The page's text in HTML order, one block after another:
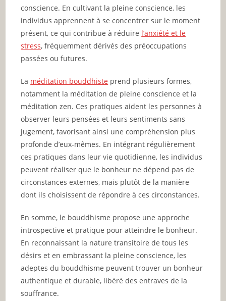
conscience. En cultivant la pleine conscience, les
individus apprennent à se concentrer sur le moment
présent, ce qui contribue à réduire l’anxiété et le
stress, fréquemment dérivés des préoccupations
passées ou futures.
La méditation bouddhiste prend plusieurs formes,
notamment la méditation de pleine conscience et la
méditation zen. Ces pratiques aident les personnes à
observer leurs pensées et leurs sentiments sans
jugement, favorisant ainsi une compréhension plus
profonde d’eux-mêmes. En intégrant régulièrement
ces pratiques dans leur vie quotidienne, les individus
peuvent réaliser que le bonheur ne dépend pas de
circonstances externes, mais plutôt de la manière
dont ils choisissent de répondre à ces circonstances.
En somme, le bouddhisme propose une approche
introspective et pratique pour atteindre le bonheur.
En reconnaissant la nature transitoire de tous les
désirs et en embrassant la pleine conscience, les
adeptes du bouddhisme peuvent trouver un bonheur
authentique et durable, libéré des entraves de la
souffrance.